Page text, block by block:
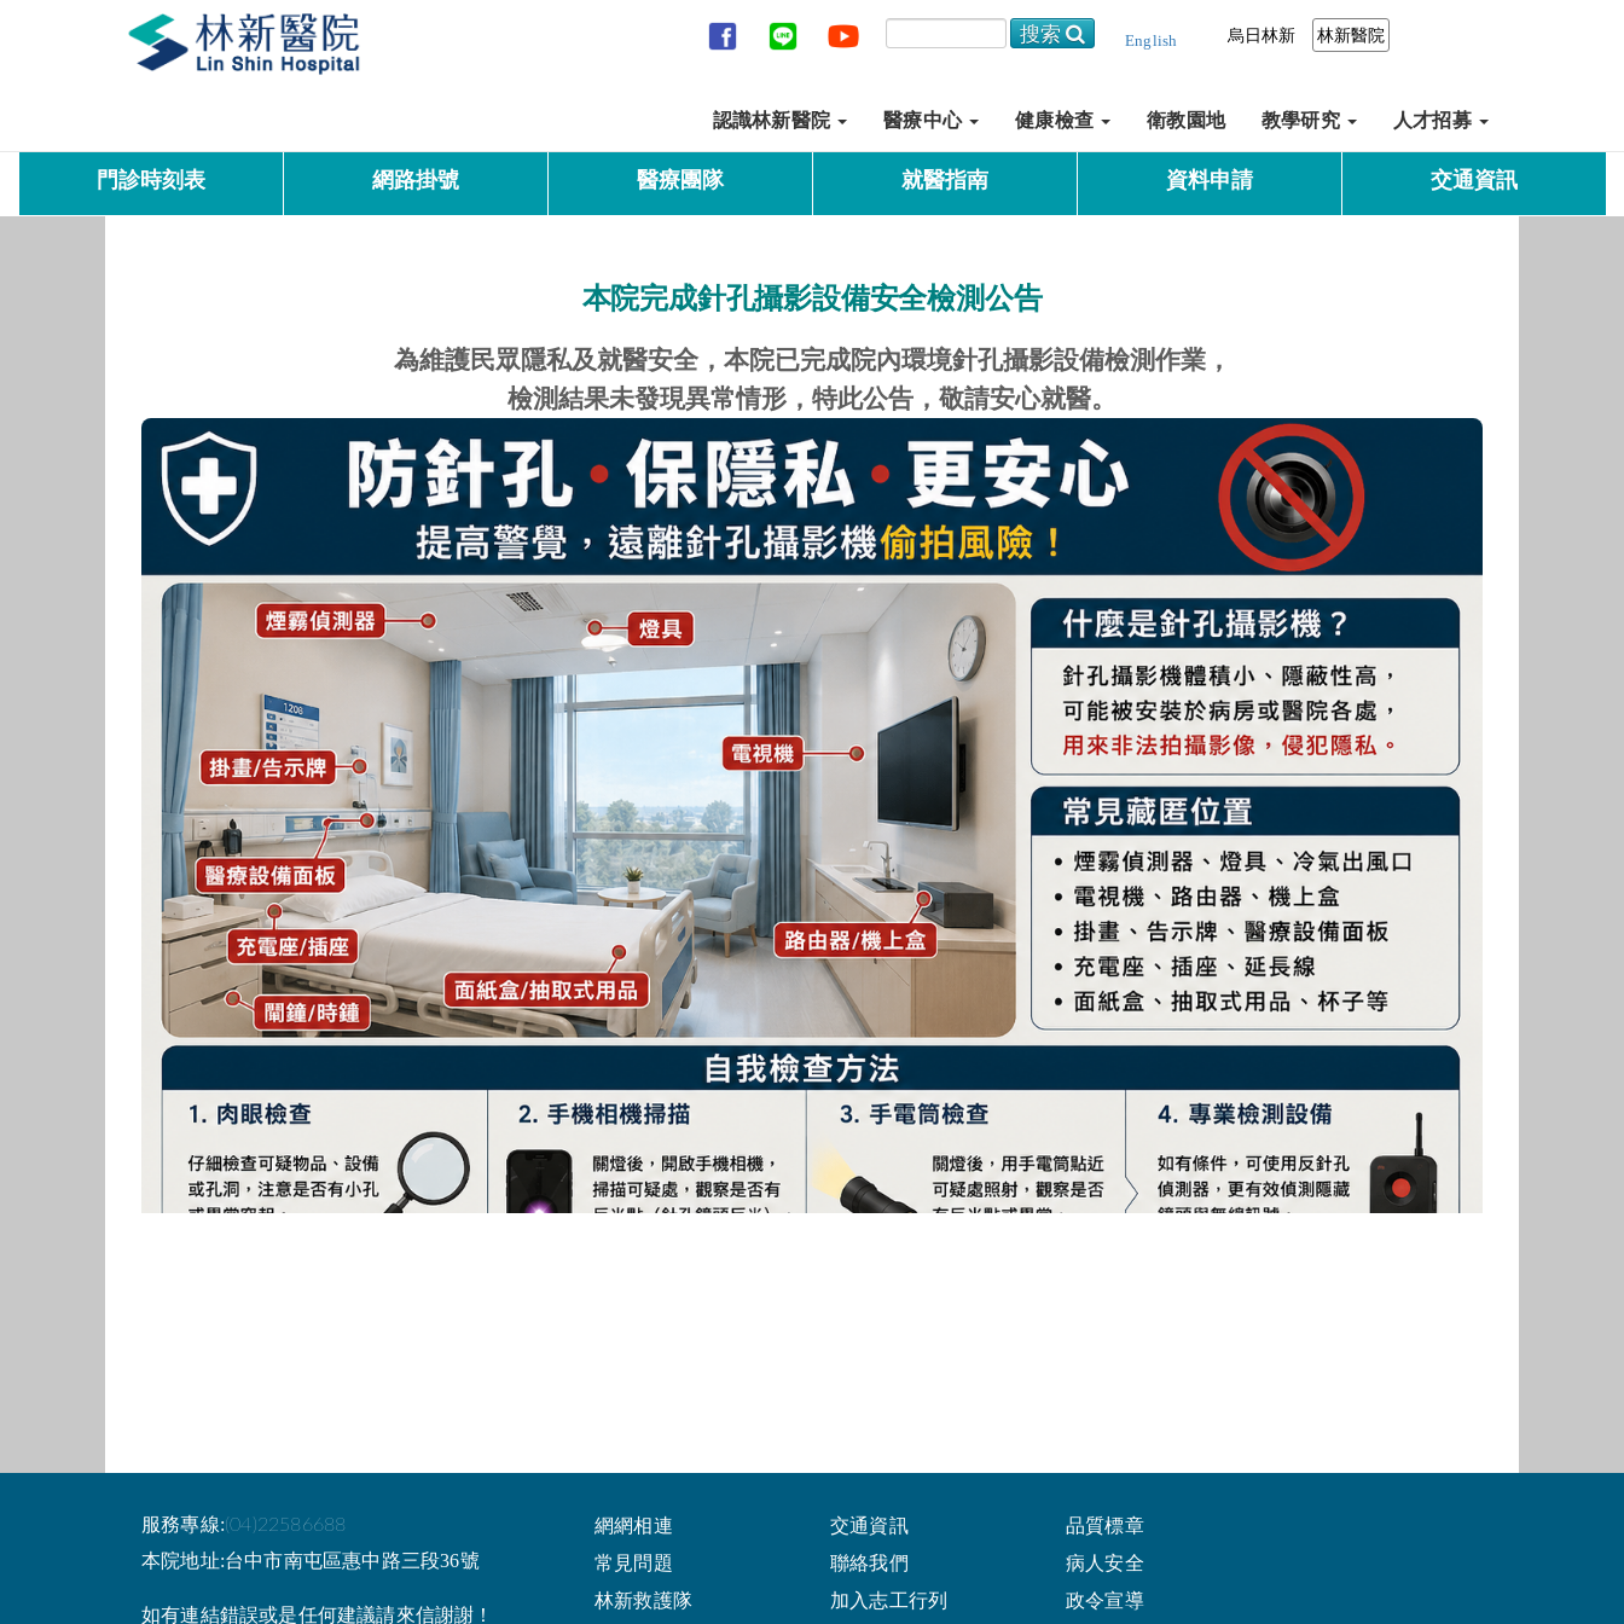
林新醫院
烏日林新
English
認識林新醫院 醫療中心 健康檢查 衛教園地 教學研究 人才招募
門診時刻表 網路掛號 醫療團隊 就醫指南 資料申請 交通資訊
本院完成針孔攝影設備安全檢測公告
為維護民眾隱私及就醫安全，本院已完成院內環境針孔攝影設備檢測作業，
檢測結果未發現異常情形，特此公告，敬請安心就醫。
服務專線:(04)22586688
本院地址:台中市南屯區惠中路三段36號
如有連結錯誤或是任何建議請來信謝謝！
網網相連
常見問題
林新救護隊
交通資訊
聯絡我們
加入志工行列
品質標章
病人安全
政令宣導